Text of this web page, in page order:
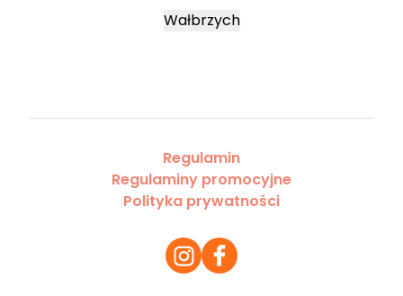
Wałbrzych
Regulamin
Regulaminy promocyjne
Polityka prywatności